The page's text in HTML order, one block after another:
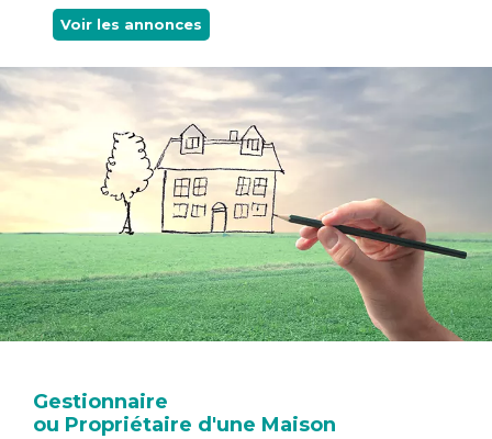
Voir les annonces
Gestionnaire
ou Propriétaire d'une Maison